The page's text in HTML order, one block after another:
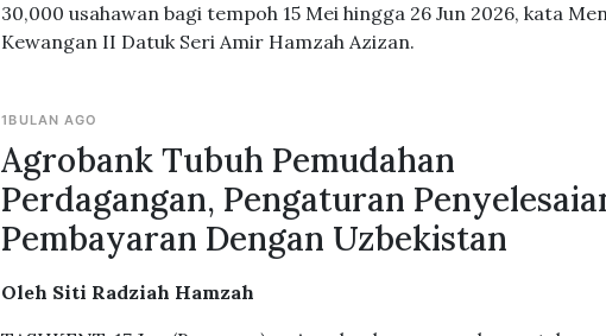
30,000 usahawan bagi tempoh 15 Mei hingga 26 Jun 2026, kata
Kewangan II Datuk Seri Amir Hamzah Azizan.
1BULAN AGO
Agrobank Tubuh Pemudahan
Perdagangan, Pengaturan
Pembayaran Dengan Uzbekistan
Oleh Siti Radziah Hamzah